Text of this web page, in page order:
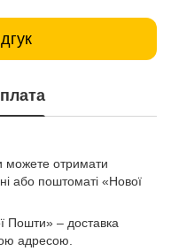
можете отримати
або поштоматі «Нової
Пошти» – доставка
адресою.